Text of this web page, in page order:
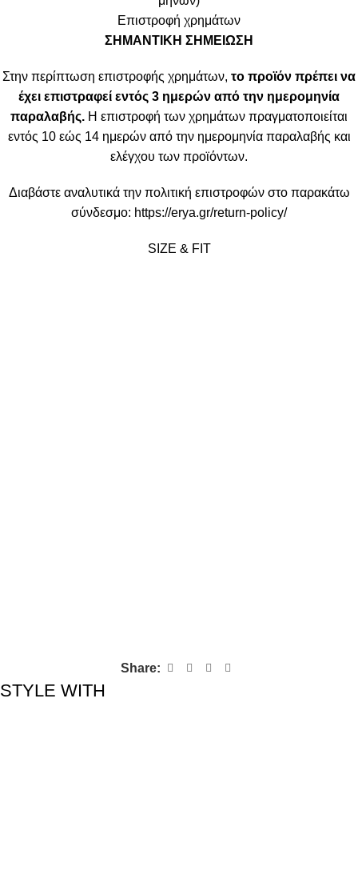
Επιστροφή χρημάτων
ΣΗΜΑΝΤΙΚΗ ΣΗΜΕΙΩΣΗ
Στην περίπτωση επιστροφής χρημάτων, το προϊόν πρέπει να
έχει επιστραφεί εντός 3 ημερών από την ημερομηνία
παραλαβής. Η επιστροφή των χρημάτων πραγματοποιείται
εντός 10 εώς 14 ημερών από την ημερομηνία παραλαβής και
ελέγχου των προϊόντων.
Διαβάστε αναλυτικά την πολιτική επιστροφών στο παρακάτω
σύνδεσμο: https://erya.gr/return-policy/
SIZE & FIT
Share:
STYLE WITH